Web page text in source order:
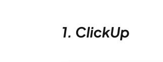
1. ClickUp